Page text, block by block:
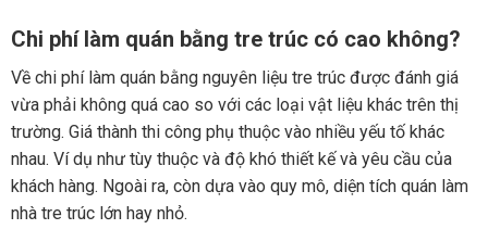
Chi phí làm quán bằng tre trúc có cao không?
Về chi phí làm quán bằng nguyên liệu tre trúc được đánh giá
vừa phải không quá cao so với các loại vật liệu khác trên thị
trường. Giá thành thi công phụ thuộc vào nhiều yếu tố khác
nhau. Ví dụ như tùy thuộc và độ khó thiết kế và yêu cầu của
khách hàng. Ngoài ra, còn dựa vào quy mô, diện tích quán làm
nhà tre trúc lớn hay nhỏ.